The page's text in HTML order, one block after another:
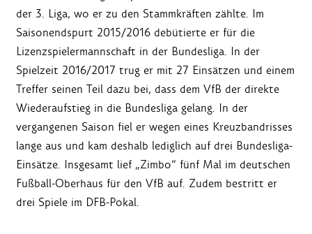
der 3. Liga, wo er zu den Stammkräften zählte. Im
Saisonendspurt 2015/2016 debütierte er für die
Lizenzspielermannschaft in der Bundesliga. In der
Spielzeit 2016/2017 trug er mit 27 Einsätzen und einem
Treffer seinen Teil dazu bei, dass dem VfB der direkte
Wiederaufstieg in die Bundesliga gelang. In der
vergangenen Saison fiel er wegen eines Kreuzbandrisses
lange aus und kam deshalb lediglich auf drei Bundesliga-
Einsätze. Insgesamt lief „Zimbo“ fünf Mal im deutschen
Fußball-Oberhaus für den VfB auf. Zudem bestritt er
drei Spiele im DFB-Pokal.